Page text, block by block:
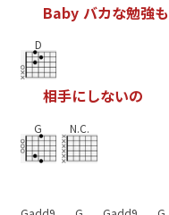
Baby バカな勉強も
D
相手にしないの
G N.C.